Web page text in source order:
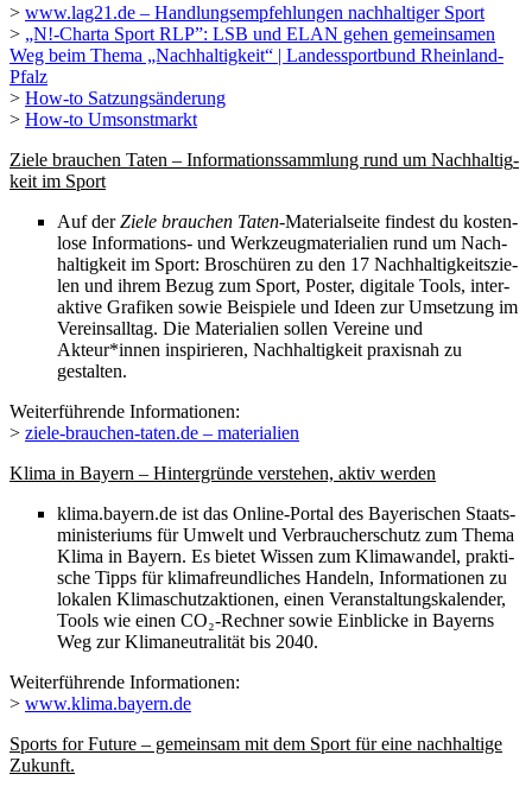
> www​.lag21​.de – Hand­lungs­emp­feh­lun­gen nach­hal­ti­ger Sport
> „N!-Charta Sport RLP”: LSB und ELAN gehen gemein­sa­men
Weg beim Thema „Nach­hal­tig­keit“ | Landes­sport­bund Rhein­land-
Pfalz
> How-to Satzungs­än­de­rung
> How-to Umsonst­markt
Ziele brau­chen Taten – Infor­ma­ti­ons­samm­lung rund um Nach­hal­tig­
keit im Sport
Auf derZiele brau­chen Taten-Mate­ri­al­seite findest du kosten­
lose Infor­ma­ti­ons- und Werk­zeug­ma­te­ria­lien rund um Nach­
hal­tig­keit im Sport: Broschü­ren zu den 17 Nach­hal­tig­keits­zie­
len und ihrem Bezug zum Sport, Poster, digi­tale Tools, inter­
ak­tive Grafi­ken sowie Beispiele und Ideen zur Umset­zung im
Vereins­all­tag. Die Mate­ria­lien sollen Vereine und
Akteur*innen inspi­rie­ren, Nach­hal­tig­keit praxis­nah zu
gestalten.
Weiter­füh­rende Infor­ma­tio­nen:
> ziele​-brau​chen​-taten​.de – materialien
Klima in Bayern – Hinter­gründe verste­hen, aktiv werden
klima​.bayern​.de ist das Online-Portal des Baye­ri­schen Staats­
mi­nis­te­ri­ums für Umwelt und Verbrau­cher­schutz zum Thema
Klima in Bayern. Es bietet Wissen zum Klima­wan­del, prak­ti­
sche Tipps für klima­freund­li­ches Handeln, Infor­ma­tio­nen zu
loka­len Klima­schutz­ak­tio­nen, einen Veran­stal­tungs­ka­len­der,
Tools wie einen CO₂-Rech­ner sowie Einbli­cke in Bayerns
Weg zur Klima­neu­tra­li­tät bis 2040.
Weiter­füh­rende Infor­ma­tio­nen:
> www​.klima​.bayern​.de
Sports for Future – gemein­sam mit dem Sport für eine nach­hal­tige
Zukunft.